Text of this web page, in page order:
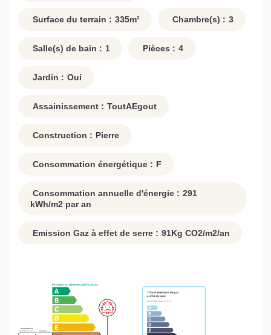
Surface du terrain : 335m² Chambre(s) : 3
Salle(s) de bain : 1 Pièces : 4
Jardin : Oui
Assainissement : ToutAEgout
Construction : Pierre
Consommation énergétique : F
Consommation annuelle d'énergie : 291
kWh/m2 par an
Emission Gaz à effet de serre : 91Kg CO2/m2/an